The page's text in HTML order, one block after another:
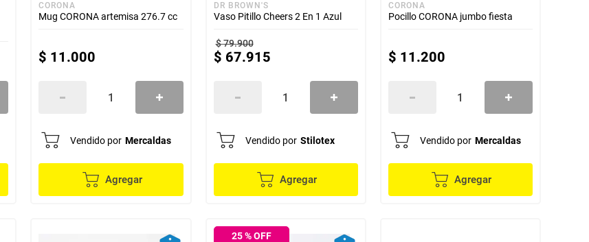
CORONA
Mug CORONA artemisa 276.7 cc
$ 11.000
Vendido por Mercaldas
Agregar
DR BROWN'S
Vaso Pitillo Cheers 2 En 1 Azul
$79.900
$ 67.915
Vendido por Stilotex
Agregar
CORONA
Pocillo CORONA jumbo fiesta
$ 11.200
Vendido por Mercaldas
Agregar
25% OFF